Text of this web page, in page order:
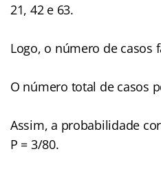
21, 42 e 63.
Logo, o número de casos
O número total de casos
Assim, a probabilidade
P = 3/80.